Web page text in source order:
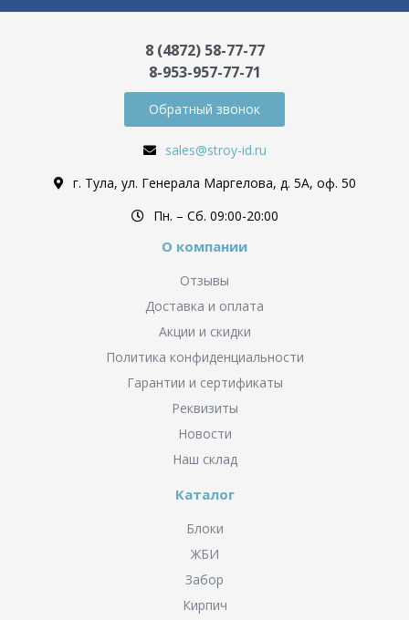
8 (4872) 58-77-77
8-953-957-77-71
Обратный звонок
sales@stroy-id.ru
г. Тула, ул. Генерала Маргелова, д. 5А, оф. 50
Пн. – Cб. 09:00-20:00
О компании
Отзывы
Доставка и оплата
Акции и скидки
Политика конфиденциальности
Гарантии и сертификаты
Реквизиты
Новости
Наш склад
Каталог
Блоки
ЖБИ
Забор
Кирпич